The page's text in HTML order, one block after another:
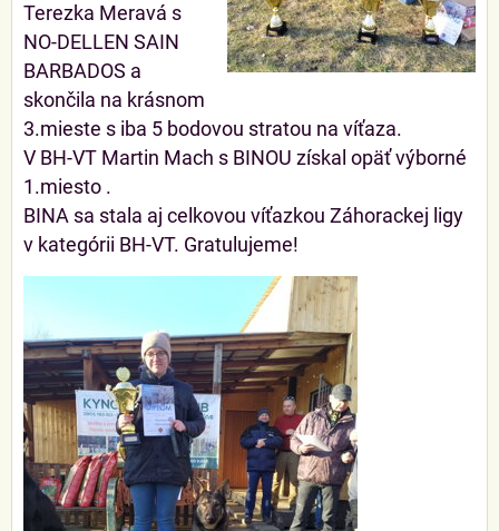
Terezka Meravá s
NO-DELLEN SAIN
BARBADOS a
skončila na krásnom
3.mieste s iba 5 bodovou stratou na víťaza.
V BH-VT Martin Mach s BINOU získal opäť výborné
1.miesto .
BINA sa stala aj celkovou víťazkou Záhorackej ligy
v kategórii BH-VT. Gratulujeme!